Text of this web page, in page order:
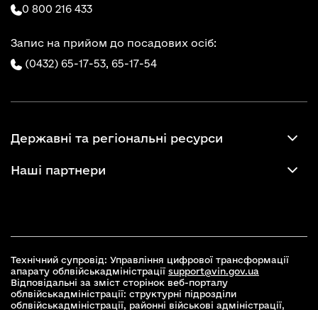
0 800 216 433
Запис на прийом до посадових осіб:
(0432) 65-17-53, 65-17-54
Державні та регіональні ресурси
Наші партнери
Технічний супровід: Управління цифрової трансформації
апарату облвійськадміністрації support@vin.gov.ua
Відповідальні за зміст сторінок веб-порталу
облвійськадміністрації: структурні підрозділи
облвійськадміністрації, районні військові адміністрації,